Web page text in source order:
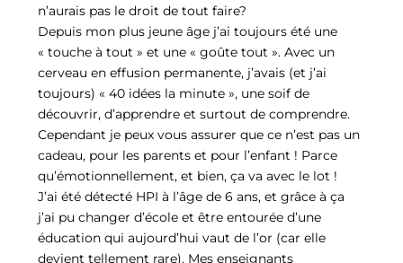
n’aurais pas le droit de tout faire?
Depuis mon plus jeune âge j’ai toujours été une
« touche à tout » et une « goûte tout ». Avec un
cerveau en effusion permanente, j’avais (et j’ai
toujours) « 40 idées la minute », une soif de
découvrir, d’apprendre et surtout de comprendre.
Cependant je peux vous assurer que ce n’est pas un
cadeau, pour les parents et pour l’enfant ! Parce
qu’émotionnellement, et bien, ça va avec le lot !
J’ai été détecté HPI à l’âge de 6 ans, et grâce à ça
j’ai pu changer d’école et être entourée d’une
éducation qui aujourd’hui vaut de l’or (car elle
devient tellement rare). Mes enseignants